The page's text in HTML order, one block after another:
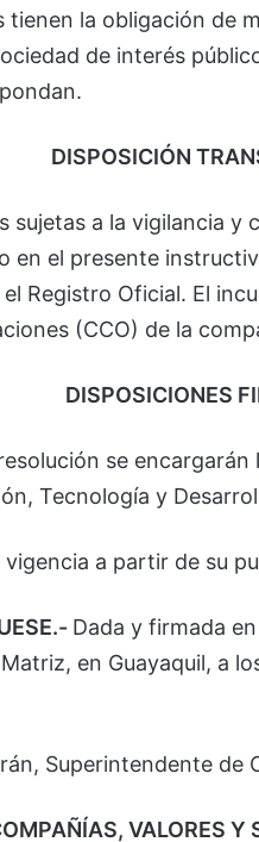
tienen la obligación de
de interés
DISPOSICIÓN
sujetas a la vigilancia
en el presente
Registro Oficial. El
(CCO) de la
DISPOSICIONES
se
Tecnología y
a partir de su
Dada y firmada
en Guayaquil, a
Superintendente de
VALORES Y